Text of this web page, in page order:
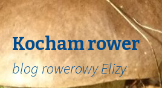
Kocham rower
blog rowerowy Elizy